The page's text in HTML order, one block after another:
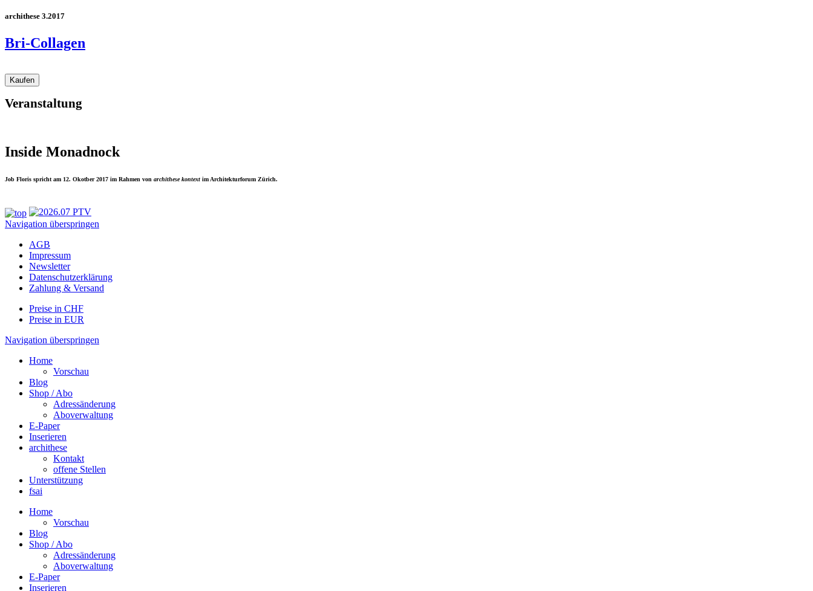
archithese 3.2017
Bri-Collagen
Veranstaltung
Inside Monadnock
Job Floris spricht am 12. Okotber 2017 im Rahmen von archithese kontext im Architekturforum Zürich.
Navigation überspringen
AGB
Impressum
Newsletter
Datenschutzerklärung
Zahlung & Versand
Preise in CHF
Preise in EUR
Navigation überspringen
Home
Vorschau
Blog
Shop / Abo
Adressänderung
Aboverwaltung
E-Paper
Inserieren
archithese
Kontakt
offene Stellen
Unterstützung
fsai
Home
Vorschau
Blog
Shop / Abo
Adressänderung
Aboverwaltung
E-Paper
Inserieren